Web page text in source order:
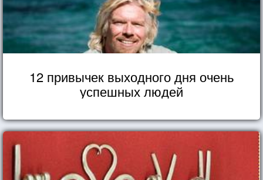
12 привычек выходного дня очень
успешных людей